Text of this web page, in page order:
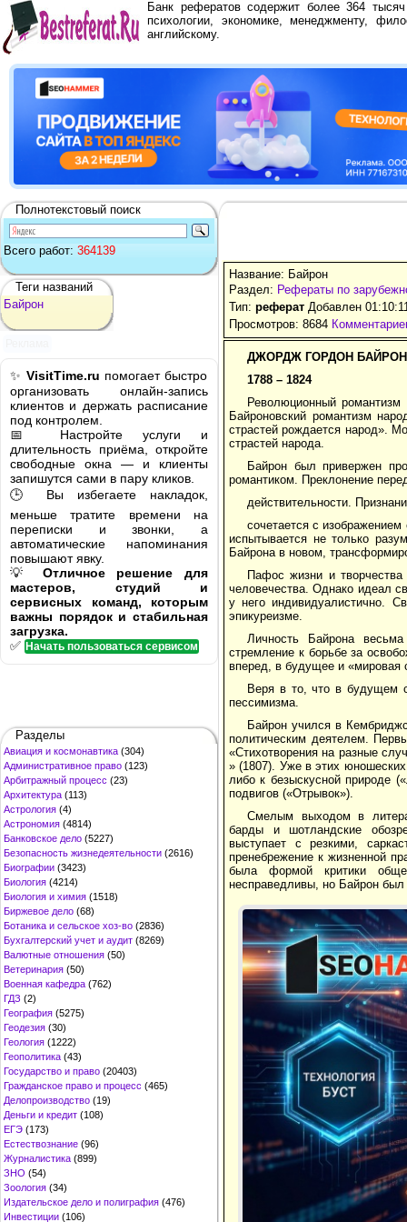
Банк рефератов содержит более 364
психологии, экономике, менеджменту,
английскому.
Полнотекстовый поиск
Всего работ: 364139
Теги названий
Байрон
✨ VisitTime.ru помогает быстро
организовать онлайн-запись
клиентов и держать расписание
под контролем.
📅 Настройте услуги и
длительность приёма, откройте
свободные окна — и клиенты
запишутся сами в пару кликов.
🕒 Вы избегаете накладок,
меньше тратите времени на
переписки и звонки, а
автоматические напоминания
повышают явку.
💡 Отличное решение для
мастеров, студий и
сервисных команд, которым
важны порядок и стабильная
загрузка.
✅ Начать пользоваться сервисом
Разделы
Авиация и космонавтика (304)
Административное право (123)
Арбитражный процесс (23)
Архитектура (113)
Астрология (4)
Астрономия (4814)
Банковское дело (5227)
Безопасность жизнедеятельности (2616)
Биографии (3423)
Биология (4214)
Биология и химия (1518)
Биржевое дело (68)
Ботаника и сельское хоз-во (2836)
Бухгалтерский учет и аудит (8269)
Валютные отношения (50)
Ветеринария (50)
Военная кафедра (762)
ГДЗ (2)
География (5275)
Геодезия (30)
Геология (1222)
Геополитика (43)
Государство и право (20403)
Гражданское право и процесс (465)
Делопроизводство (19)
Деньги и кредит (108)
ЕГЭ (173)
Естествознание (96)
Журналистика (899)
ЗНО (54)
Зоология (34)
Издательское дело и полиграфия (476)
Инвестиции (106)
Название: Байрон
Раздел: Рефераты по
Тип: реферат Добавлен
Просмотров: 8684
ДЖОРДЖ ГОРДОН БАЙРОН
1788 – 1824
Революционный
Байроновский романтизм
страстей рождается народ».
страстей народа.
Байрон был привержен
романтиком. Преклонение
действительности.
сочетается с
испытывается не только
Байрона в новом,
Пафос жизни и
человечества. Однако идеал
у него индивидуалистично.
эпикуреизме.
Личность Байрона
стремление к борьбе за
вперед, в будущее и «мировая
Веря в то, что в будущем
пессимизма.
Байрон учился в
политическим деятелем.
«Стихотворения на разные
» (1807). Уже в этих
либо к безыскусной природе
подвигов («Отрывок»).
Смелым выходом в
барды и шотландские
выступает с резкими,
пренебрежение к жизненной
была формой критики
несправедливы, но Байрон